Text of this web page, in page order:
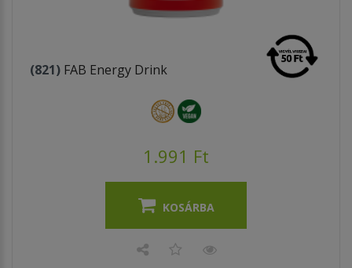
(821) FAB Energy Drink
1.991 Ft
KOSÁRBA